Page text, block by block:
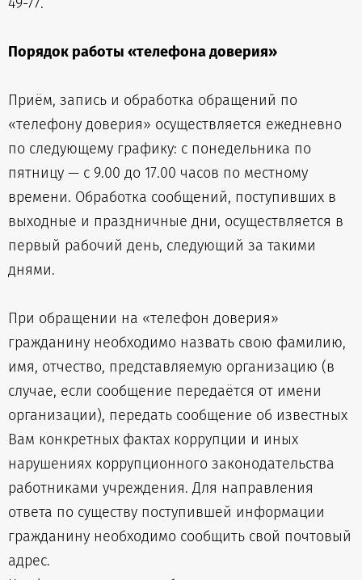
Порядок работы «телефона доверия»
Приём, запись и обработка обращений по
«телефону доверия» осуществляется ежедневно
по следующему графику: с понедельника по
пятницу — с 9.00 до 17.00 часов по местному
времени. Обработка сообщений, поступивших в
выходные и праздничные дни, осуществляется в
первый рабочий день, следующий за такими
днями.
При обращении на «телефон доверия»
гражданину необходимо назвать свою фамилию,
имя, отчество, представляемую организацию (в
случае, если сообщение передаётся от имени
организации), передать сообщение об известных
Вам конкретных фактах коррупции и иных
нарушениях коррупционного законодательства
работниками учреждения. Для направления
ответа по существу поступившей информации
гражданину необходимо сообщить свой почтовый
адрес.